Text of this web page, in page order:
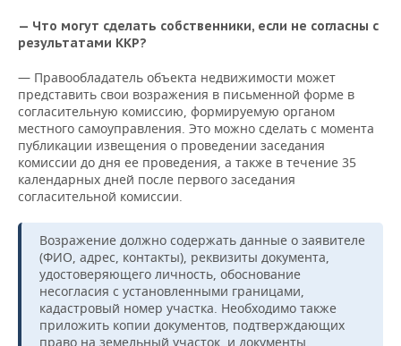
— Что могут сделать собственники, если не согласны с
результатами ККР?
— Правообладатель объекта недвижимости может
представить свои возражения в письменной форме в
согласительную комиссию, формируемую органом
местного самоуправления. Это можно сделать с момента
публикации извещения о проведении заседания
комиссии до дня ее проведения, а также в течение 35
календарных дней после первого заседания
согласительной комиссии.
Возражение должно содержать данные о заявителе
(ФИО, адрес, контакты), реквизиты документа,
удостоверяющего личность, обоснование
несогласия с установленными границами,
кадастровый номер участка. Необходимо также
приложить копии документов, подтверждающих
право на земельный участок, и документы,